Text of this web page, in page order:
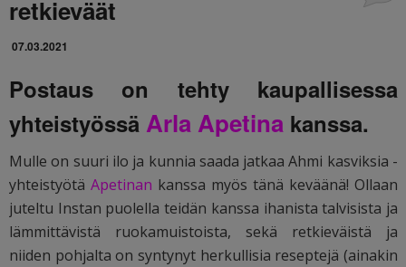
retkieväät
07.03.2021
Postaus on tehty kaupallisessa
yhteistyössä Arla Apetina kanssa.
Mulle on suuri ilo ja kunnia saada jatkaa Ahmi kasviksia -
yhteistyötä Apetinan kanssa myös tänä keväänä! Ollaan
juteltu Instan puolella teidän kanssa ihanista talvisista ja
lämmittävistä ruokamuistoista, sekä retkieväistä ja
niiden pohjalta on syntynyt herkullisia reseptejä (ainakin